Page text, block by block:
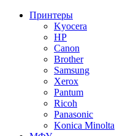
Принтеры
Kyocera
HP
Canon
Brother
Samsung
Xerox
Pantum
Ricoh
Panasonic
Konica Minolta